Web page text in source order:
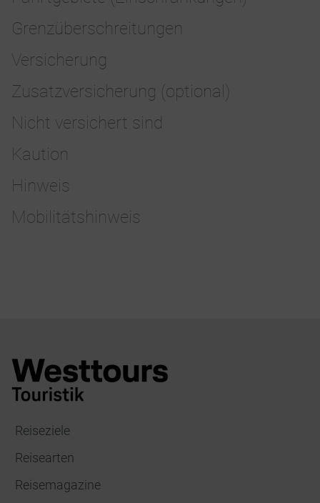
Grenzüberschreitungen
Versicherung
Zusatzversicherung (optional)
Nicht versichert sind
Kaution
Hinweis
Mobilitätshinweis
Reiseziele
Reisearten
Reisemagazine